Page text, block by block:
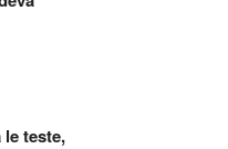
teste,